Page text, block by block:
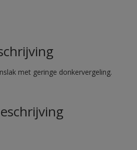
met geringe donkervergeling.